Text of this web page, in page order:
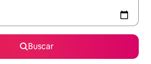
Buscar